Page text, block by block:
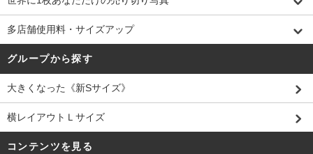
多店舗使用料・サイズアップ
グループから探す
大きくなった《新Sサイズ》
横レイアウトＬサイズ
コンテンツを見る